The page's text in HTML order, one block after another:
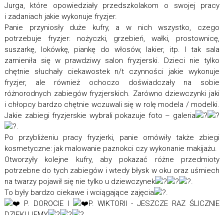
Jurga, które opowiedziały przedszkolakom o swojej pracy
i zadaniach jakie wykonuje fryzjer.
Panie przyniosły duże kufry, a w nich wszystko, czego
potrzebuje fryzjer: nożyczki, grzebień, wałki, prostownicę,
suszarkę, lokówkę, piankę do włosów, lakier, itp. I tak sala
zamieniła się w prawdziwy salon fryzjerski. Dzieci nie tylko
chętnie słuchały ciekawostek n/t czynności jakie wykonuje
fryzjer, ale również ochoczo doświadczały na sobie
różnorodnych zabiegów fryzjerskich. Zarówno dziewczynki jaki
i chłopcy bardzo chętnie wczuwali się w rolę modela / modelki.
Jakie zabiegi fryzjerskie wybrali pokazuje foto – galeria
.
Po przybliżeniu pracy fryzjerki, panie omówiły także zbiegi
kosmetyczne: jak malowanie paznokci czy wykonanie makijażu.
Otworzyły kolejne kufry, aby pokazać różne przedmioty
potrzebne do tych zabiegów i wtedy błysk w oku oraz uśmiech
na twarzy pojawił się nie tylko u dziewczynek
.
To były bardzo ciekawe i wciągające zajęcia
.
P. DOROCIE I
P. WIKTORII - JESZCZE RAZ ŚLICZNIE